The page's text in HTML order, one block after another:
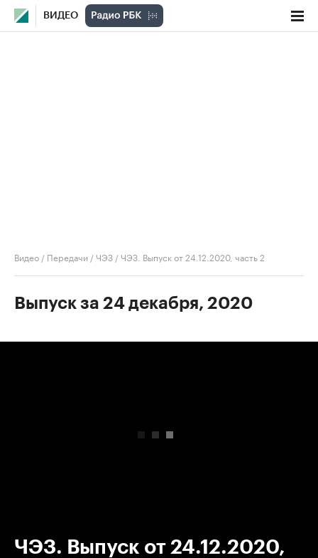
ВИДЕО
Видео / Передачи /ЧЭЗ /ЧЭЗ. Выпуск от 24.12.2020, часть 2
Выпуск за 24 декабря, 2020
ЧЭЗ. Выпуск от 24.12.2020,